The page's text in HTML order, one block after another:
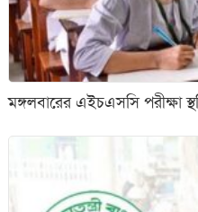
মঙ্গলবারের এইচএসসি পরীক্ষা